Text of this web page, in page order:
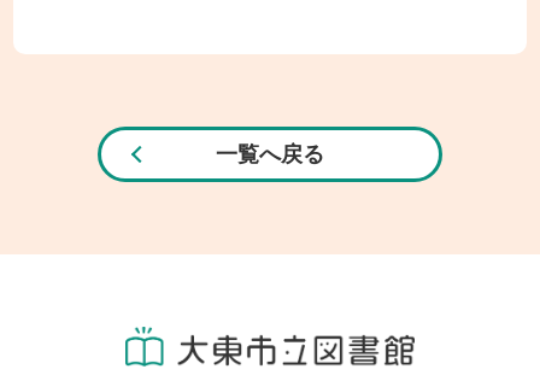
一覧へ戻る